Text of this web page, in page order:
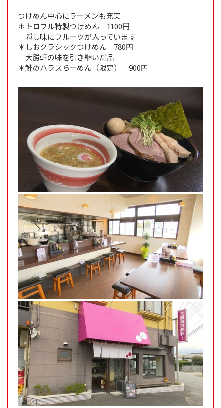
つけめん中心にラーメンも充実
＊トロフル特製つけめん 1100円
隠し味にフルーツが入っています
＊しおクラシックつけめん 780円
大勝軒の味を引き継いだ品
＊鮭のハラスらーめん（限定） 900円